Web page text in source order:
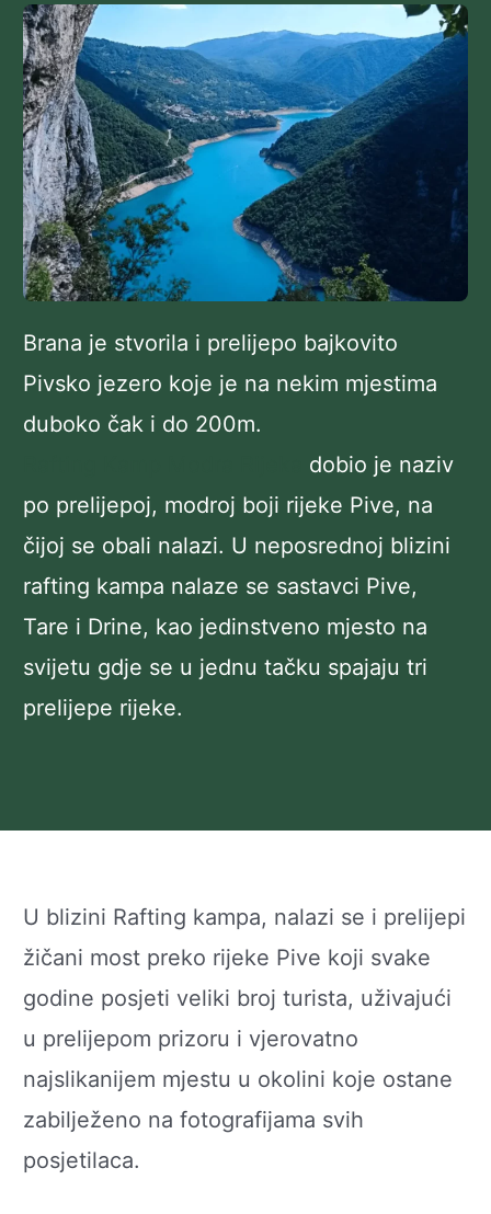
Brana je stvorila i prelijepo bajkovito
Pivsko jezero koje je na nekim mjestima
duboko čak i do 200m.
dobio je naziv
po prelijepoj, modroj boji rijeke Pive, na
čijoj se obali nalazi. U neposrednoj blizini
rafting kampa nalaze se sastavci Pive,
Tare i Drine, kao jedinstveno mjesto na
svijetu gdje se u jednu tačku spajaju tri
prelijepe rijeke.
U blizini Rafting kampa, nalazi se i prelijepi
žičani most preko rijeke Pive koji svake
godine posjeti veliki broj turista, uživajući
u prelijepom prizoru i vjerovatno
najslikanijem mjestu u okolini koje ostane
zabilježeno na fotografijama svih
posjetilaca.